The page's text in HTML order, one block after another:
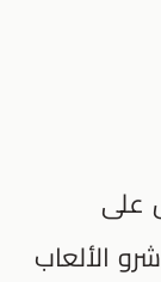
على
الألعاب